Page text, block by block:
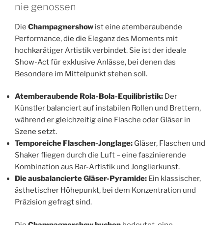
nie genossen
Die Champagnershow ist eine atemberaubende
Performance, die die Eleganz des Moments mit
hochkarätiger Artistik verbindet. Sie ist der ideale
Show-Act für exklusive Anlässe, bei denen das
Besondere im Mittelpunkt stehen soll.
Atemberaubende Rola-Bola-Equilibristik: Der
Künstler balanciert auf instabilen Rollen und Brettern,
während er gleichzeitig eine Flasche oder Gläser in
Szene setzt.
Temporeiche Flaschen-Jonglage: Gläser, Flaschen und
Shaker fliegen durch die Luft – eine faszinierende
Kombination aus Bar-Artistik und Jonglierkunst.
Die ausbalancierte Gläser-Pyramide: Ein klassischer,
ästhetischer Höhepunkt, bei dem Konzentration und
Präzision gefragt sind.